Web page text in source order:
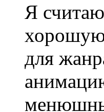
Я
хорошую
для